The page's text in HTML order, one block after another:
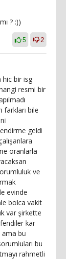
? :))
5 2
hic bir isg
resmi bir
farkları bile
geldi
oranlarla
ve
evinde
bolca vakit
var şirkette
kar
ama bu
bu
rahmetli